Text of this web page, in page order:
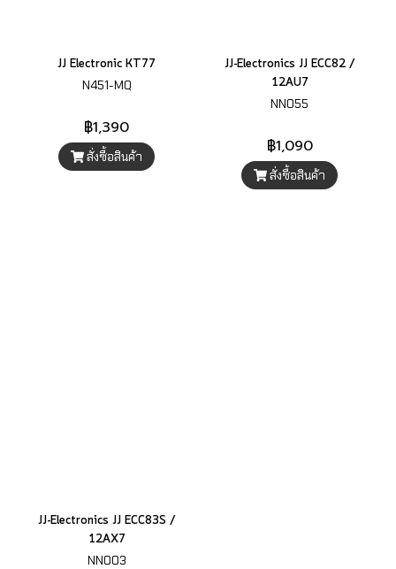
JJ Electronic KT77
N451-MQ
฿1,390
สั่งซื้อสินค้า
JJ-Electronics JJ ECC82 /
12AU7
NN055
฿1,090
สั่งซื้อสินค้า
JJ-Electronics JJ ECC83S /
12AX7
NN003